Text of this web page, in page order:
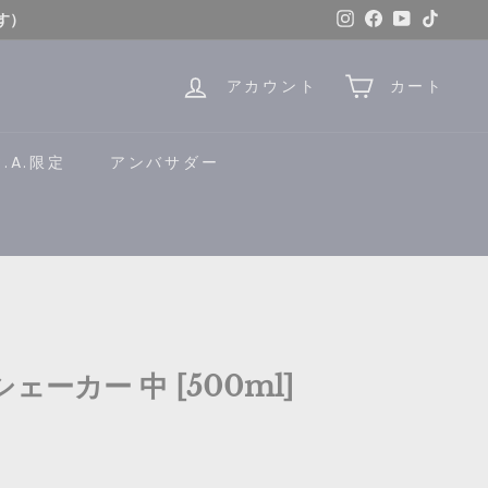
Instagram
Facebook
YouTube
アカウント カート
限定 アンバサダー
ェーカー 中 [500ml]